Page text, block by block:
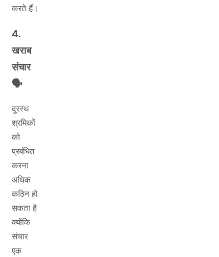
करते हैं।
4.
खराब
संचार
🗣
दूरस्थ
श्रमिकों
को
प्रबंधित
करना
अधिक
कठिन हो
सकता है
क्योंकि
संचार
एक